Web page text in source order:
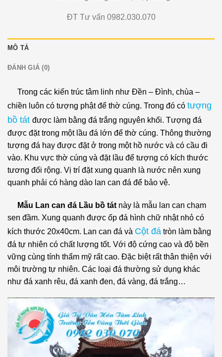
ĐT Tư vấn 0982.030.070
MÔ TẢ
ĐÁNH GIÁ (0)
Trong các kiến trúc tâm linh như Đền – Đình, chùa –
chiền luôn có tượng phật để thờ cúng. Trong đó có tượng
bồ tát được làm bằng đá trắng nguyên khối. Tượng đá
được đặt trong một lầu đá lớn để thờ cúng. Thông thường
tượng đá hay được đặt ở trong một hồ nước và có cầu đi
vào. Khu vực thờ cúng và đặt lầu để tượng có kích thước
tương đối rộng. Vị trí đặt xung quanh là nước nên xung
quanh phải có hàng dào lan can đá để bảo vệ.
Mẫu Lan can đá Lầu bồ tát này là mẫu lan can chạm
sen đầm. Xung quanh được ốp đá hình chữ nhật nhỏ có
kích thước 20x40cm. Lan can đá và Cột đá tròn làm bằng
đá tự nhiên có chất lượng tốt. Với độ cứng cao và độ bền
vững cùng tính thẩm mỹ rất cao. Đặc biệt rất thân thiện với
môi trường tự nhiên. Các loại đá thường sử dụng khác
như đá xanh rêu, đá xanh đen, đá vàng, đá trắng…